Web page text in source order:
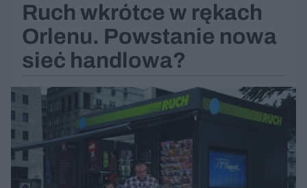
Ruch wkrótce w rękach
Orlenu. Powstanie nowa
sieć handlowa?